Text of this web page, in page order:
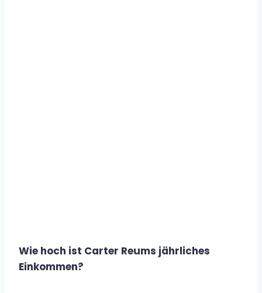
Wie hoch ist Carter Reums jährliches
Einkommen?